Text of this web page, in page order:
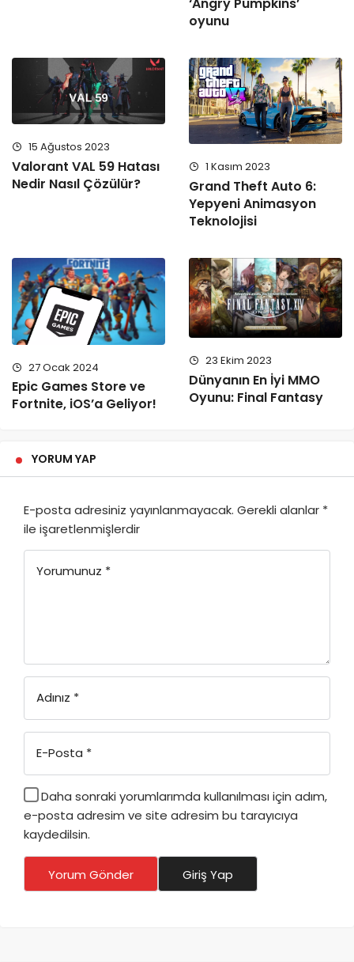
‘Angry Pumpkins’
oyunu
15 Ağustos 2023
Valorant VAL 59 Hatası
Nedir Nasıl Çözülür?
1 Kasım 2023
Grand Theft Auto 6:
Yepyeni Animasyon
Teknolojisi
27 Ocak 2024
Epic Games Store ve
Fortnite, iOS’a Geliyor!
23 Ekim 2023
Dünyanın En İyi MMO
Oyunu: Final Fantasy
YORUM YAP
E-posta adresiniz yayınlanmayacak. Gerekli alanlar *
ile işaretlenmişlerdir
Yorumunuz *
Adınız *
E-Posta *
Daha sonraki yorumlarımda kullanılması için adım,
e-posta adresim ve site adresim bu tarayıcıya
kaydedilsin.
Yorum Gönder Giriş Yap